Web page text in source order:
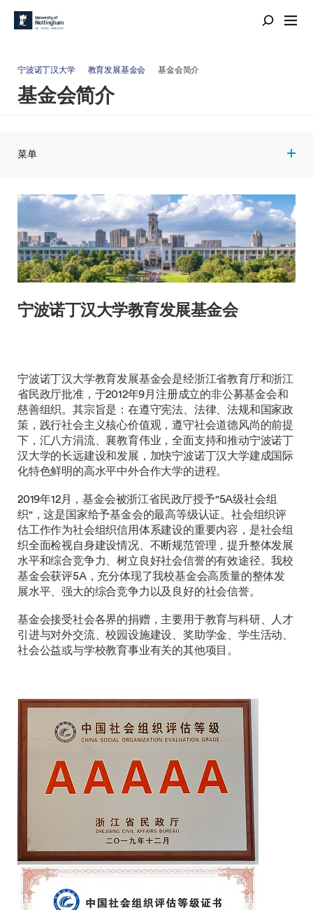
宁波诺丁汉大学 教育发展基金会 基金会简介
基金会简介
菜单
宁波诺丁汉大学教育发展基金会
宁波诺丁汉大学教育发展基金会是经浙江省教育厅和浙江
省民政厅批准，于2012年9月注册成立的非公募基金会和
慈善组织。其宗旨是：在遵守宪法、法律、法规和国家政
策，践行社会主义核心价值观，遵守社会道德风尚的前提
下，汇八方涓流、襄教育伟业，全面支持和推动宁波诺丁
汉大学的长远建设和发展，加快宁波诺丁汉大学建成国际
化特色鲜明的高水平中外合作大学的进程。
2019年12月，基金会被浙江省民政厅授予"5A级社会组
织"，这是国家给予基金会的最高等级认证。社会组织评
估工作作为社会组织信用体系建设的重要内容，是社会组
织全面检视自身建设情况、不断规范管理，提升整体发展
水平和综合竞争力、树立良好社会信誉的有效途径。我校
基金会获评5A，充分体现了我校基金会高质量的整体发
展水平、强大的综合竞争力以及良好的社会信誉。
基金会接受社会各界的捐赠，主要用于教育与科研、人才
引进与对外交流、校园设施建设、奖助学金、学生活动、
社会公益或与学校教育事业有关的其他项目。